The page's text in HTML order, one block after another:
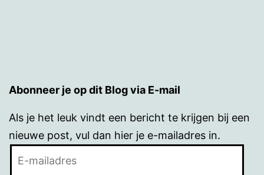
Abonneer je op dit Blog via E-mail
Als je het leuk vindt een bericht te krijgen bij een
nieuwe post, vul dan hier je e-mailadres in.